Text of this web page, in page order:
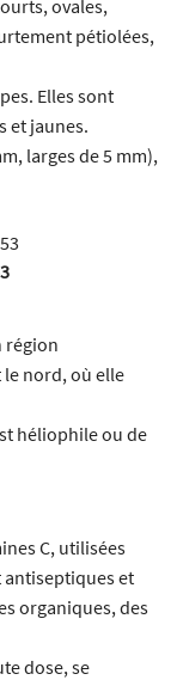
ovales,
pétiolées,
Elles sont
et jaunes.
larges de 5 mm),
région
le nord, où elle
héliophile ou de
C, utilisées
et
organiques, des
dose, se